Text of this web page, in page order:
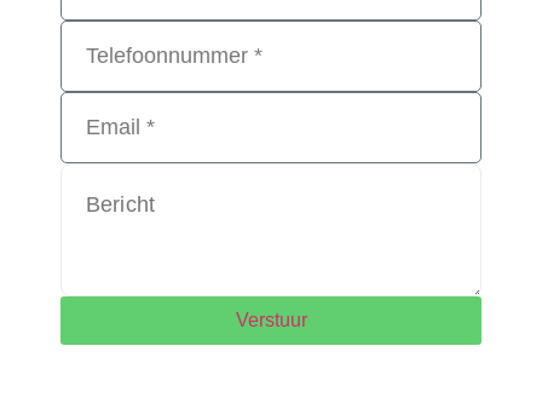
Verstuur